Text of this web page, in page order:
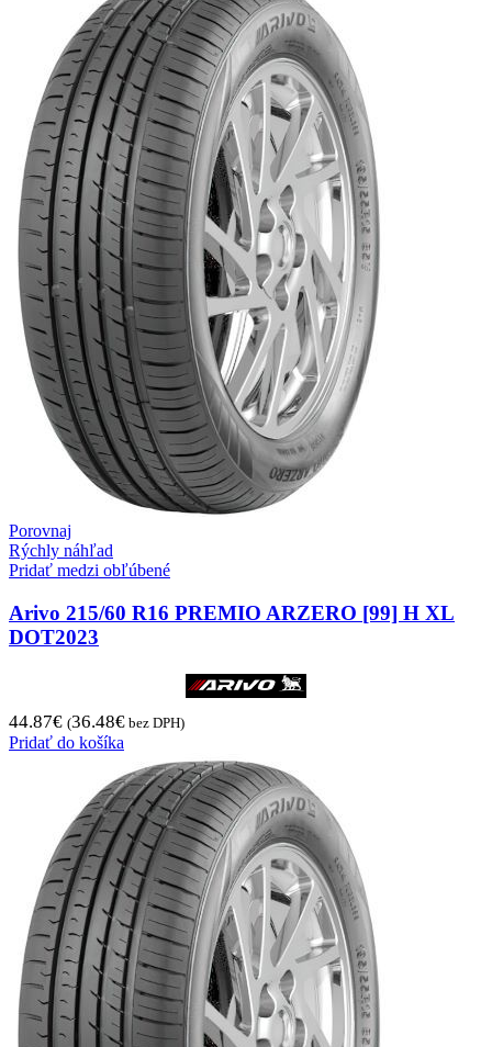
Porovnaj
Rýchly náhľad
Pridať medzi obľúbené
Arivo 215/60 R16 PREMIO ARZERO [99] H XL
DOT2023
44.87€ (36.48€ bez DPH)
Pridať do košíka